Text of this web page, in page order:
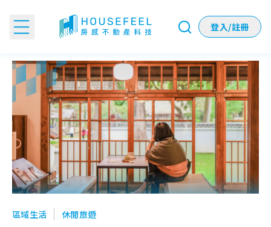
登入/註冊
10 大日式建築清單！台北市區竟然也有日式建築？這裡還有
區域生活 休閒旅遊